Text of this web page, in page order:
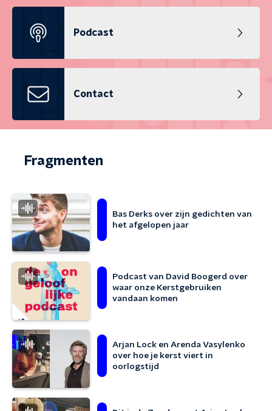
Podcast
Contact
Fragmenten
Bas Derks over zijn gedichten van
het afgelopen jaar
Podcast van David Boogerd over
waar onze Kerstgebruiken
vandaan komen
Arjan Lock en Arenda Vasylenko
over hoe je kerst viert in
oorlogstijd